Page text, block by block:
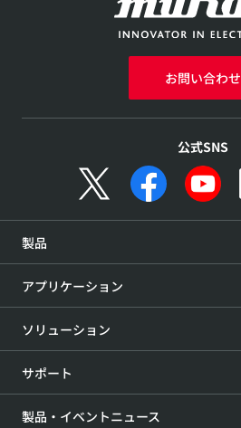
お問い合わせ
公式SNS
製品
アプリケーション
ソリューション
サポート
製品・イベントニュース